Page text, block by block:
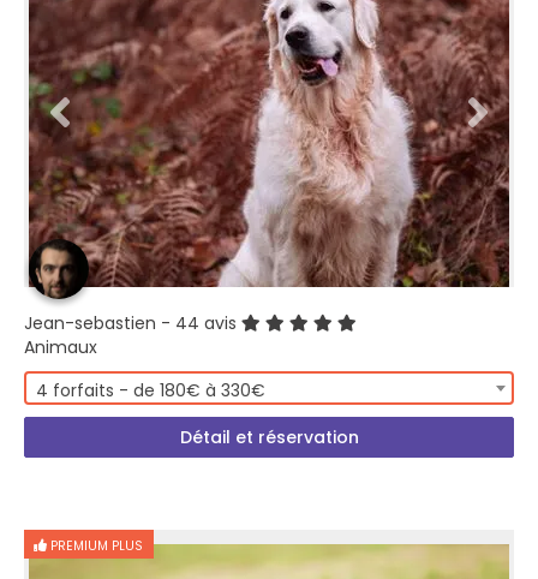
Jean-sebastien - 44 avis
Animaux
4 forfaits - de 180€ à 330€
Détail et réservation
PREMIUM PLUS